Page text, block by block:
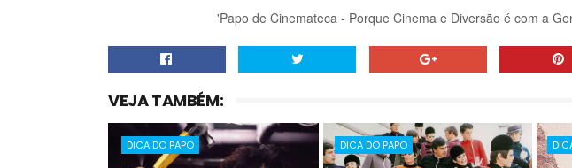
'Papo de Cinemateca - Porque Cinema e Diversão é com a
VEJA TAMBÉM:
DICA DO PAPO DICA DO PAPO